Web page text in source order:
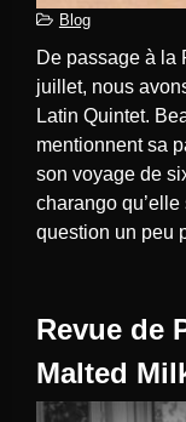
Blog
De passage à la Petite Pinède de Juan-les-Pins le 9
juillet, nous
Latin Quintet.
mentionnent sa
son voyage de
charango qu’elle
question un peu
Revue de Presse & Podcasts –
Malted